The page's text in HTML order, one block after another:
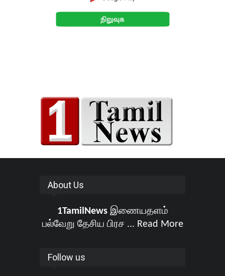
About Us
1TamilNewsஇணையதளம்
பல்வேறு தேசிய பிரச ... Read More
Follow us